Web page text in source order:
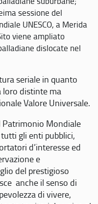
sessione del
UNESCO, a Merida
viene ampliato
dislocate nel
seriale in quanto
loro distinte ma
Valore Universale.
Patrimonio Mondiale
gli enti pubblici,
d’interesse ed
e
del prestigioso
anche il senso di
di vivere,